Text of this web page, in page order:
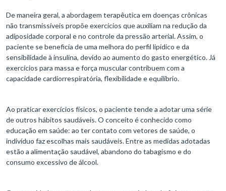
De maneira geral, a abordagem terapêutica em doenças crônicas
não transmissíveis propõe exercícios que auxiliam na redução da
adiposidade corporal e no controle da pressão arterial. Assim, o
paciente se beneficia de uma melhora do perfil lipídico e da
sensibilidade à insulina, devido ao aumento do gasto energético. Já
exercícios para massa e força muscular contribuem com a
capacidade cardiorrespiratória, flexibilidade e equilíbrio.
Ao praticar exercícios físicos, o paciente tende a adotar uma série
de outros hábitos saudáveis. O conceito é conhecido como
educação em saúde: ao ter contato com vetores de saúde, o
indivíduo faz escolhas mais saudáveis. Entre as medidas adotadas
estão a alimentação saudável, abandono do tabagismo e do
consumo excessivo de álcool.